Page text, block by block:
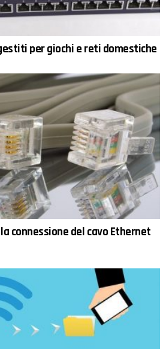
per giochi e reti domestiche
connessione del cavo Ethernet